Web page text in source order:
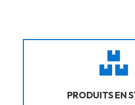

PRODUITS EN